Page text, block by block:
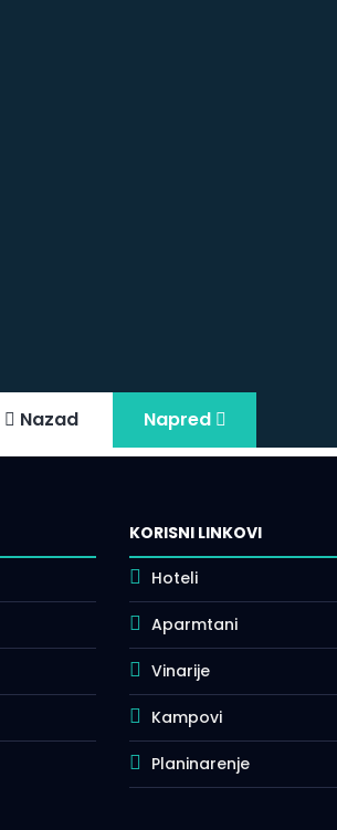
Nazad Napred
KORISNI LINKOVI
Hoteli
Aparmtani
Vinarije
Kampovi
Planinarenje